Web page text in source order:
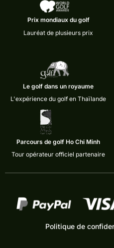
Prix mondiaux du golf
Lauréat de plusieurs prix
Le golf dans un royaume
L'expérience du golf en Thaïlande
Parcours de golf Ho Chi Minh
Tour opérateur officiel partenaire
Politique de